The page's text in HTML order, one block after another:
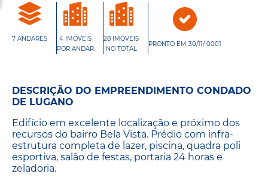
7 ANDARES
4 IMÓVEIS
POR ANDAR
28 IMÓVEIS
NO TOTAL
PRONTO EM 30/11/-0001
DESCRIÇÃO DO EMPREENDIMENTO CONDADO
DE LUGANO
Edifício em excelente localização e próximo dos
recursos do bairro Bela Vista. Prédio com infra-
estrutura completa de lazer, piscina, quadra poli
esportiva, salão de festas, portaria 24 horas e
zeladoria.